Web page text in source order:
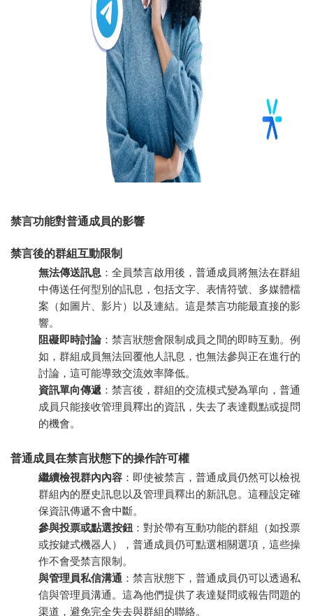
禁言功能對普通成員的影響
禁言後的群組互動限制
無法傳送訊息 ：全員禁言啟用後，普通成員將無法在群組
中傳送任何型別的訊息，包括文字、表情符號、多媒體檔
案（如圖片、影片）以及連結。這是禁言功能最直接的影
響。
阻礙即時討論：禁言狀態會限制成員之間的即時互動。例
如，群組成員無法回覆他人訊息，也無法參與正在進行的
討論，這可能導致交流效率降低。
資訊單向傳遞 ：禁言後，群組的交流模式變為單向，普通
成員只能接收管理員釋出的資訊，失去了表達觀點或提問
的機會。
普通成員在禁言狀態下的操作許可權
繼續檢視群內內容 ：即使被禁言，普通成員仍然可以檢視
群組內的歷史訊息以及管理員釋出的新訊息。這種設定確
保資訊傳遞不會中斷。
參與投票或點選按鈕 ：對於帶有互動功能的群組（如投票
或按鍵式機器人），普通成員仍可點選相關選項，這些操
作不會受禁言限制。
與管理員私信溝通 ：禁言狀態下，普通成員仍可以透過私
信與管理員溝通。這為他們提供了表達疑問或報告問題的
渠道，避免完全失去與群組的聯絡。